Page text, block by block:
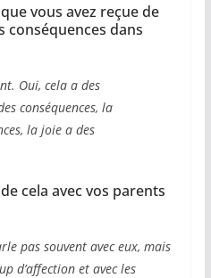
vous avez reçue de
conséquences dans
Oui, cela a des
conséquences, la
la joie a des
cela avec vos parents
pas souvent avec eux, mais
d’affection et avec les